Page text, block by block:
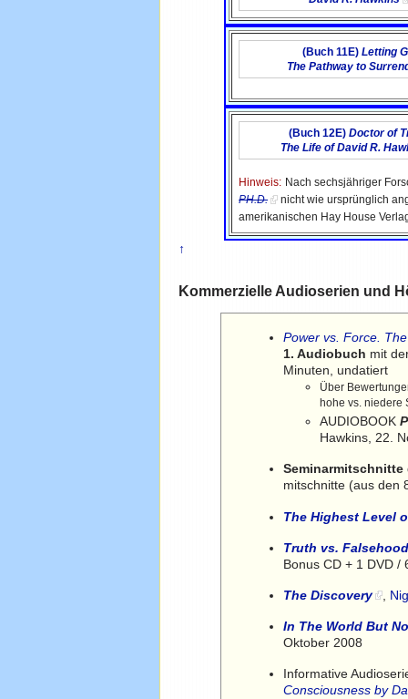
(Buch 11E) Letting
The Pathway to
(Buch 12E) Doctor of
The Life of David R.
Hinweis: Nach sechsjähriger
PH.D.
nicht wie ursprünglich
amerikanischen Hay House
↑
Kommerzielle Audioserien und
Power vs. Force.
1. Audiobuch mit
Minuten, undatiert
Über
hohe vs. niedere
AUDIOBOOK
Hawkins, 22.
Seminarmitschnitte
mitschnitte (aus den
The Highest Level
Truth vs.
Bonus CD + 1 DVD /
The Discovery ,
In The World But
Oktober 2008
Informative
Consciousness by